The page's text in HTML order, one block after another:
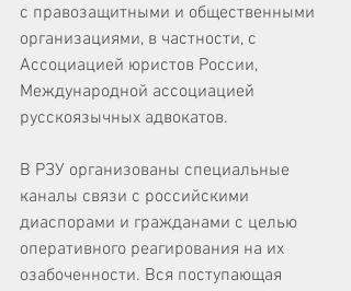
с правозащитными и общественными
организациями, в частности, с
Ассоциацией юристов России,
Международной ассоциацией
русскоязычных адвокатов.
В РЗУ организованы специальные
каналы связи с российскими
диаспорами и гражданами с целью
оперативного реагирования на их
озабоченности. Вся поступающая